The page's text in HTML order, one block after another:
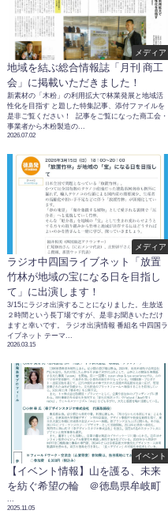
メディア
地域を結ぶ総合情報誌「月刊 商工
会」に掲載いただきました！
新素材の「木粉」の利用拡大で林業発展と地域活
性化を目指す と題した特集記事、添付ファイルを
是非ご覧ください！ 記事をご覧になった商工会・
事業者から木粉製造の...
2026.07.02
メディア
ラジオ中四国ライブネット「放置
竹林が地域の宝になる日を目指し
て」に出演します！
3/15にラジオ出演することになりました。生放送
２時間という長丁場ですが、是非お聞きいただけ
ますと幸いです。 ラジオ出演情報 番組名 中四国ラ
イブネット テーマ...
2026.03.15
イベント
【イベント情報】山を護る、未来
を紡ぐ希望の輪 ＠徳島県牟岐町
2025.11.05